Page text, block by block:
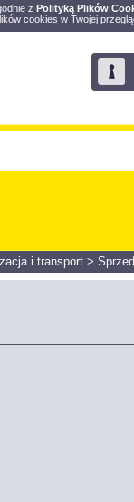
z Polityką Plików
cookies w Twojej
i transport >